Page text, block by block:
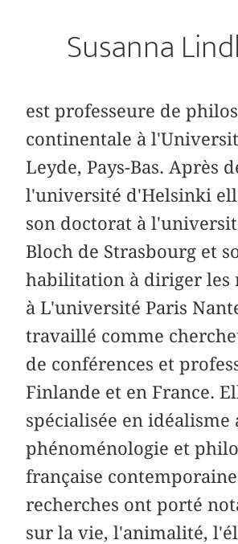
Susanna
est professeure de
continentale à
Leyde, Pays-Bas. Après
l'université d'Helsinki
son doctorat à
Bloch de Strasbourg et
habilitation à diriger les
à L'université Paris
travaillé comme
de conférences et
Finlande et en France.
spécialisée en idéalisme
phénoménologie et
française
recherches ont porté
sur la vie, l'animalité,